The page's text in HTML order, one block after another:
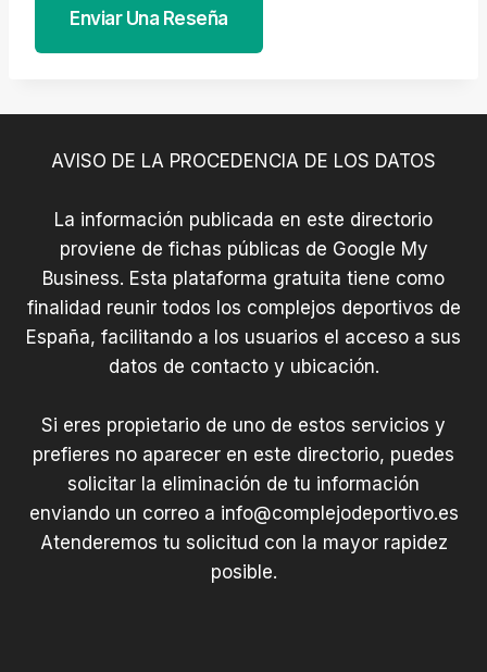
Enviar Una Reseña
AVISO DE LA PROCEDENCIA DE LOS DATOS
La información publicada en este directorio
proviene de fichas públicas de Google My
Business. Esta plataforma gratuita tiene como
finalidad reunir todos los complejos deportivos de
España, facilitando a los usuarios el acceso a sus
datos de contacto y ubicación.
Si eres propietario de uno de estos servicios y
prefieres no aparecer en este directorio, puedes
solicitar la eliminación de tu información
enviando un correo a info@complejodeportivo.es
Atenderemos tu solicitud con la mayor rapidez
posible.